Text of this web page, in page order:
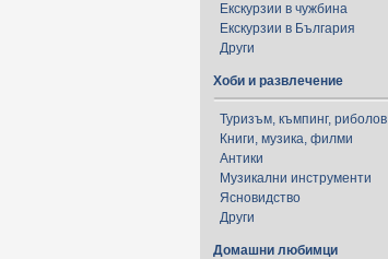
Екскурзии в чужбина
Екскурзии в България
Други
Хоби и развлечение
Туризъм, къмпинг, риболов
Книги, музика, филми
Антики
Музикални инструменти
Ясновидство
Други
Домашни любимци